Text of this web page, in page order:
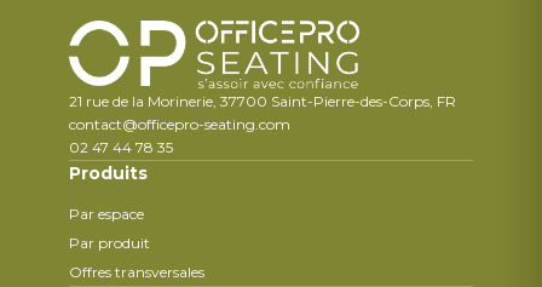
21 rue de la Morinerie, 37700 Saint-Pierre-des-Corps, FR
contact@officepro-seating.com
02 47 44 78 35
Produits
Par espace
Par produit
Offres transversales